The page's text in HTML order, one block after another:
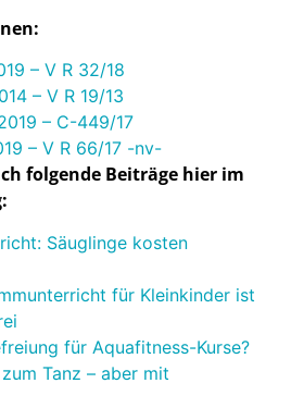
– V R 32/18
– V R 19/13
– C-449/17
– V R 66/17 -nv-
folgende Beiträge hier im
Säuglinge kosten
für Kleinkinder ist
für Aquafitness-Kurse?
Tanz – aber mit